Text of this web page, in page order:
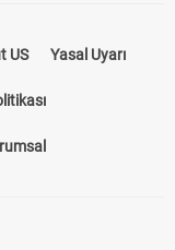
US Yasal Uyarı